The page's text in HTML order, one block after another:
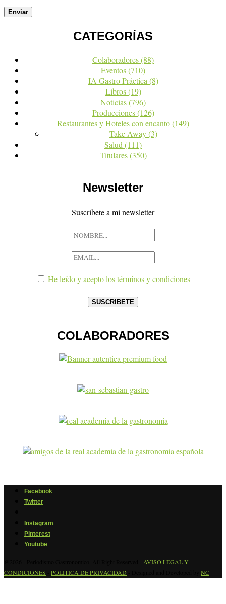
CATEGORÍAS
Colaboradores(88)
Eventos(710)
IA Gastro Práctica (8)
Libros(19)
Noticias(796)
Producciones(126)
Restaurantes y Hoteles con encanto(149)
Take Away(3)
Salud (111)
Titulares(350)
Newsletter
Suscribete a mi newsletter
He leído y acepto los términos y condiciones
COLABORADORES
Facebook
Twitter
Instagram
Pinterest
Youtube
AVISO LEGAL Y
CONDICIONES
POLÍTICA DE PRIVACIDAD NC